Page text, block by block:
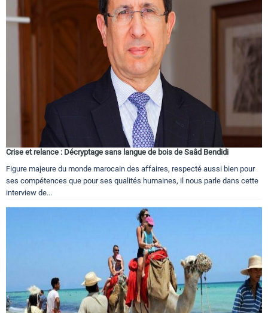
Evenements
Crise et relance : Décryptage sans langue de bois de Saâd Bendidi
Figure majeure du monde marocain des affaires, respecté aussi bien pour
ses compétences que pour ses qualités humaines, il nous parle dans cette
interview de...